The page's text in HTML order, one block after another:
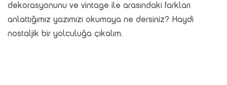
dekorasyonunu ve vintage ile arasındaki farkları
anlattığımız yazımızı okumaya ne dersiniz? Haydi
nostaljik bir yolculuğa çıkalım.